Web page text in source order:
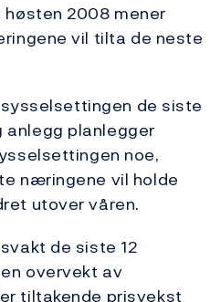
2008 mener
vil tilta de neste
de siste
anlegg planlegger
noe,
næringene vil holde
utover våren.
de siste 12
overvekt av
tiltakende prisvekst